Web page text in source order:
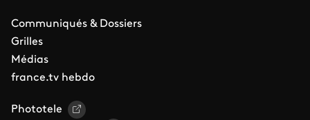
Communiqués & Dossiers
Grilles
Médias
france.tv hebdo
Phototele